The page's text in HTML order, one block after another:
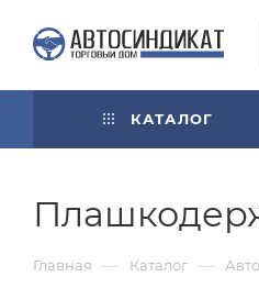
КАТАЛОГ
Главная — Каталог —